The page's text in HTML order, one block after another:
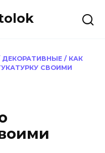
ДЕКОРАТИВНЫЕ / КАК
СВОИМИ